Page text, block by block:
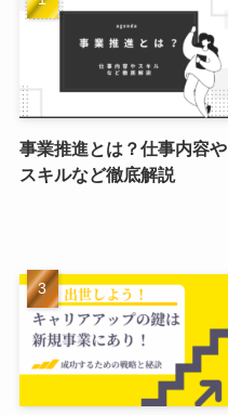
事業推進とは？仕事内容や
スキルなど徹底解説